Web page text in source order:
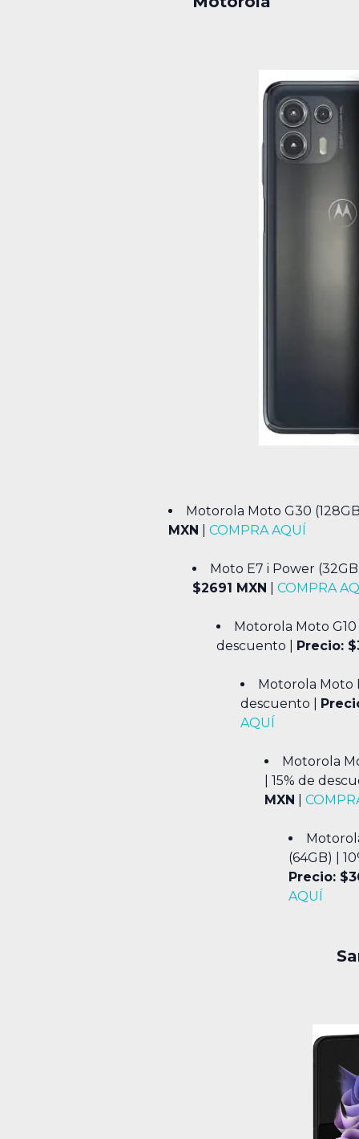
Motorola Moto G30
MXN
COMPRA AQUÍ
Moto E7 i Power
$2691 MXN
COMPRA
Motorola Moto
descuento |
Precio:
Motorola Moto
descuento |
AQUÍ
Motorola
| 15% de
MXN
(64GB) |
Precio:
AQUÍ